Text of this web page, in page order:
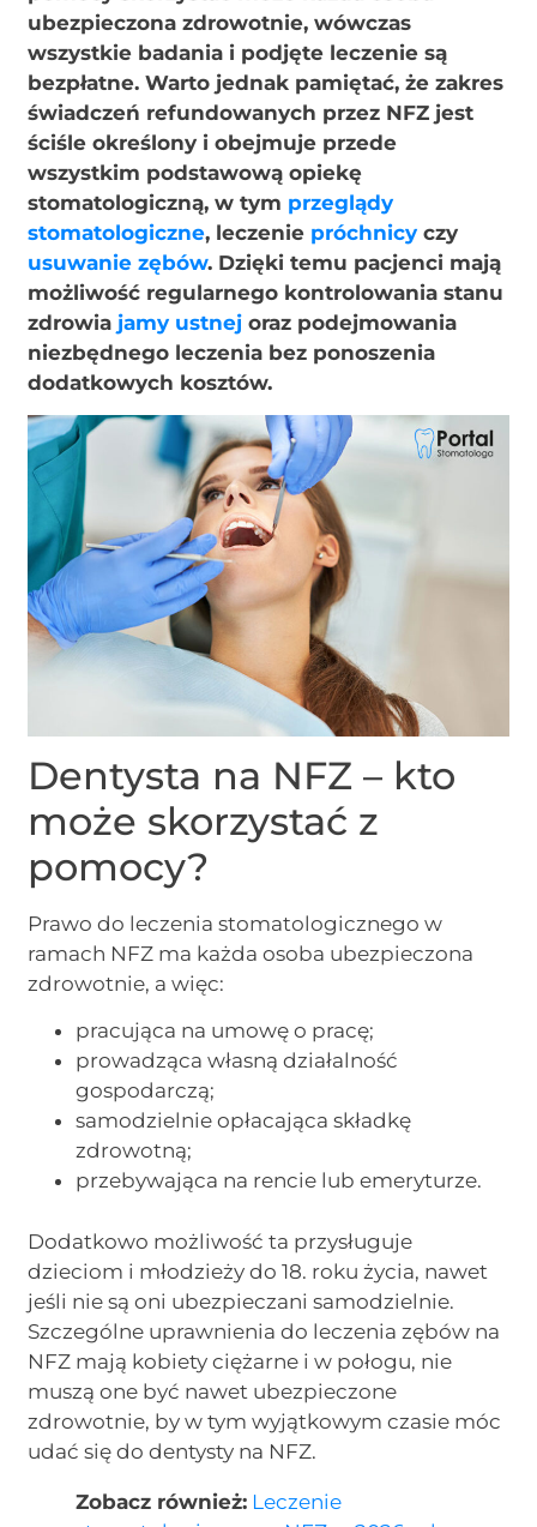
ubezpieczona zdrowotnie, wówczas
wszystkie badania i podjęte leczenie są
bezpłatne. Warto jednak pamiętać, że zakres
świadczeń refundowanych przez NFZ jest
ściśle określony i obejmuje przede
wszystkim podstawową opiekę
stomatologiczną, w tym przeglądy
stomatologiczne, leczenie próchnicy czy
usuwanie zębów. Dzięki temu pacjenci mają
możliwość regularnego kontrolowania stanu
zdrowia jamy ustnej oraz podejmowania
niezbędnego leczenia bez ponoszenia
dodatkowych kosztów.
Dentysta na NFZ – kto
może skorzystać z
pomocy?
Prawo do leczenia stomatologicznego w
ramach NFZ ma każda osoba ubezpieczona
zdrowotnie, a więc:
pracująca na umowę o pracę;
prowadząca własną działalność
gospodarczą;
samodzielnie opłacająca składkę
zdrowotną;
przebywająca na rencie lub emeryturze.
Dodatkowo możliwość ta przysługuje
dzieciom i młodzieży do 18. roku życia, nawet
jeśli nie są oni ubezpieczani samodzielnie.
Szczególne uprawnienia do leczenia zębów na
NFZ mają kobiety ciężarne i w połogu, nie
muszą one być nawet ubezpieczone
zdrowotnie, by w tym wyjątkowym czasie móc
udać się do dentysty na NFZ.
Zobacz również: Leczenie